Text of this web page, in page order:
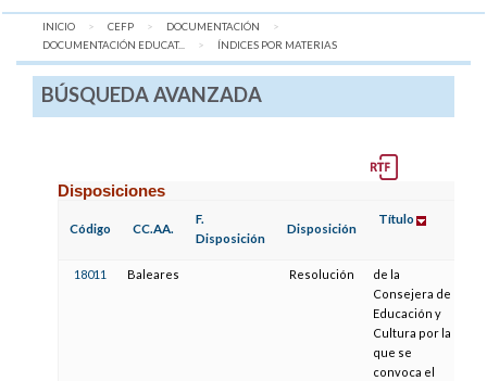
INICIO CEFP
DOCUMENTACIÓN
DOCUMENTACIÓN EDUCAT...
AQUÍ:
ÍNDICES POR MATERIAS
BÚSQUEDA AVANZADA
Disposiciones
Código CC.AA.
F.
Disposición
Disposición
Título
18011 Baleares Resolución
de la
Consejera de
Educación y
Cultura por la
que se
convoca el